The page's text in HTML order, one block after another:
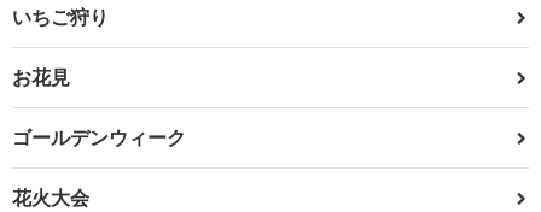
いちご狩り
お花見
ゴールデンウィーク
花火大会